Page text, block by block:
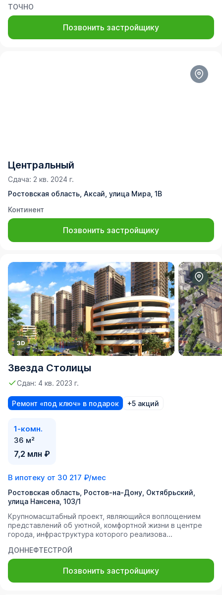
ТОЧНО
Позвонить застройщику
Центральный
Сдача: 2 кв. 2024 г.
Ростовская область, Аксай, улица Мира, 1В
Континент
Позвонить застройщику
Звезда Столицы
Сдан: 4 кв. 2023 г.
Ремонт «под ключ» в подарок +5 акций
1-комн.
36 м²
7,2 млн ₽
В ипотеку от 30 217 ₽/мес
Ростовская область, Ростов-на-Дону, Октябрьский,
улица Нансена, 103/1
Крупномасштабный проект, являющийся воплощением
представлений об уютной, комфортной жизни в центре
города, инфраструктура которого реализова...
ДОННЕФТЕСТРОЙ
Позвонить застройщику